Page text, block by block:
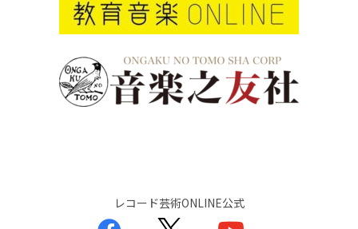
レコード芸術ONLINE公式